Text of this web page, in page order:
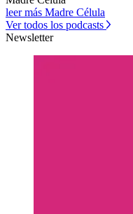
leer más Madre Célula
Ver todos los podcasts
Newsletter